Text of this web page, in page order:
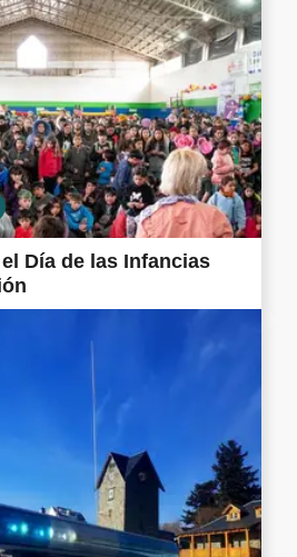
Día de las Infancias